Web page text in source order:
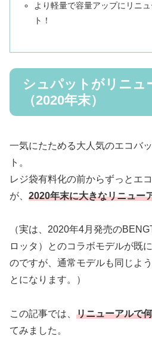
より軽量で容量アップにリニ
ト！
シュパットがリニュ
（2020年末）
一気にたためる大人気のエコバ
ト。
レジ袋有料化の前からずっとエ
が、 2020年末に大きなリニュー
（実は、2020年4月発売の
ロッタ）とのコラボモデルが既
のですが、通常モデルも同じよ
とになります。）
この記事では、 リニューアルで
てみました。